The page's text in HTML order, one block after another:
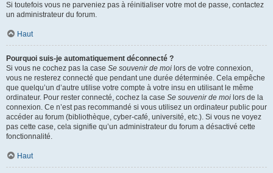
Si toutefois vous ne parveniez pas à réinitialiser votre mot de passe, contactez
un administrateur du forum.
Haut
Pourquoi suis-je automatiquement déconnecté ?
Si vous ne cochez pas la case Se souvenir de moi lors de votre connexion,
vous ne resterez connecté que pendant une durée déterminée. Cela empêche
que quelqu’un d’autre utilise votre compte à votre insu en utilisant le même
ordinateur. Pour rester connecté, cochez la case Se souvenir de moi lors de la
connexion. Ce n’est pas recommandé si vous utilisez un ordinateur public pour
accéder au forum (bibliothèque, cyber-café, université, etc.). Si vous ne voyez
pas cette case, cela signifie qu’un administrateur du forum a désactivé cette
fonctionnalité.
Haut